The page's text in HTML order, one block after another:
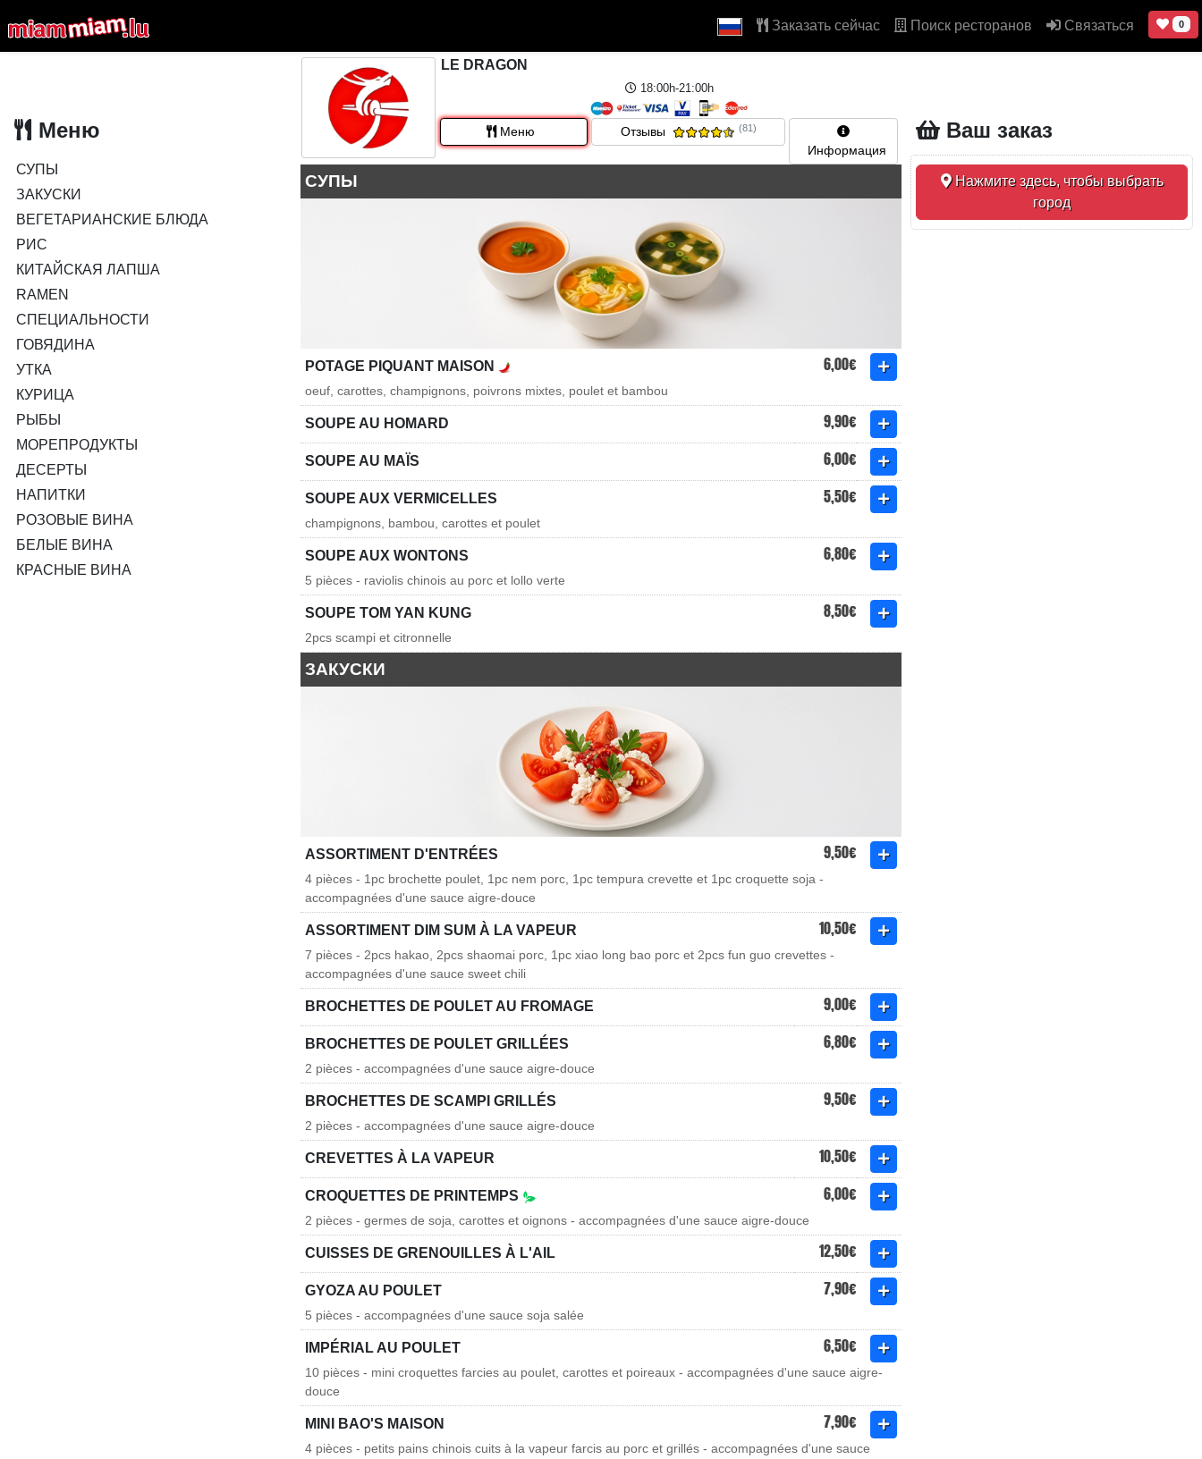
Заказать сейчас Поиск ресторанов Связаться 0
Меню
СУПЫ
ЗАКУСКИ
ВЕГЕТАРИАНСКИЕ БЛЮДА
РИС
КИТАЙСКАЯ ЛАПША
RAMEN
СПЕЦИАЛЬНОСТИ
ГОВЯДИНА
УТКА
КУРИЦА
РЫБЫ
МОРЕПРОДУКТЫ
ДЕСЕРТЫ
НАПИТКИ
РОЗОВЫЕ ВИНА
БЕЛЫЕ ВИНА
КРАСНЫЕ ВИНА
LE DRAGON
18:00h-21:00h
Меню Отзывы (81)
Информация
СУПЫ
POTAGE PIQUANT MAISON 6,00€
oeuf, carottes, champignons, poivrons mixtes, poulet et bambou
SOUPE AU HOMARD 9,90€
SOUPE AU MAÏS 6,00€
SOUPE AUX VERMICELLES 5,50€
champignons, bambou, carottes et poulet
SOUPE AUX WONTONS 6,80€
5 pièces - raviolis chinois au porc et lollo verte
SOUPE TOM YAN KUNG 8,50€
2pcs scampi et citronnelle
ЗАКУСКИ
ASSORTIMENT D'ENTRÉES 9,50€
4 pièces - 1pc brochette poulet, 1pc nem porc, 1pc tempura crevette et 1pc croquette soja -
accompagnées d'une sauce aigre-douce
ASSORTIMENT DIM SUM À LA VAPEUR 10,50€
7 pièces - 2pcs hakao, 2pcs shaomai porc, 1pc xiao long bao porc et 2pcs fun guo crevettes -
accompagnées d'une sauce sweet chili
BROCHETTES DE POULET AU FROMAGE 9,00€
BROCHETTES DE POULET GRILLÉES 6,80€
2 pièces - accompagnées d'une sauce aigre-douce
BROCHETTES DE SCAMPI GRILLÉS 9,50€
2 pièces - accompagnées d'une sauce aigre-douce
CREVETTES À LA VAPEUR 10,50€
CROQUETTES DE PRINTEMPS 6,00€
2 pièces - germes de soja, carottes et oignons - accompagnées d'une sauce aigre-douce
CUISSES DE GRENOUILLES À L'AIL 12,50€
GYOZA AU POULET 7,90€
5 pièces - accompagnées d'une sauce soja salée
IMPÉRIAL AU POULET 6,50€
10 pièces - mini croquettes farcies au poulet, carottes et poireaux - accompagnées d'une sauce aigre-
douce
MINI BAO'S MAISON 7,90€
4 pièces - petits pains chinois cuits à la vapeur farcis au porc et grillés - accompagnées d'une sauce
Ваш заказ
Нажмите здесь, чтобы выбрать
город